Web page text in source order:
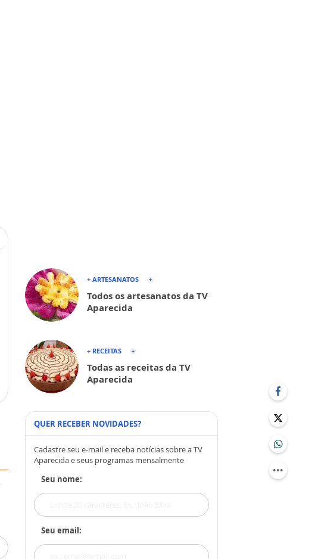
+ ARTESANATOS
Todos os artesanatos da TV
Aparecida
+ RECEITAS
Todas as receitas da TV
Aparecida
QUER RECEBER NOVIDADES?
Cadastre seu e-mail e receba notícias sobre a TV
Aparecida e seus programas mensalmente
Seu nome:
Seu email: